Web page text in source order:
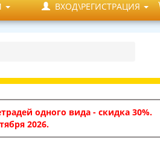
ВХОД\РЕГИСТРАЦИЯ
одного вида - скидка 30%.
2026.